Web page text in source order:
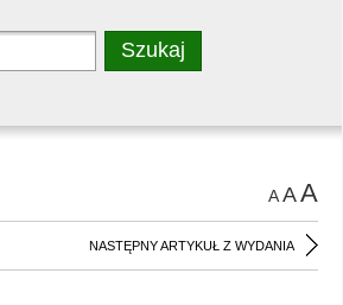
AAA
NASTĘPNY ARTYKUŁ Z WYDANIA